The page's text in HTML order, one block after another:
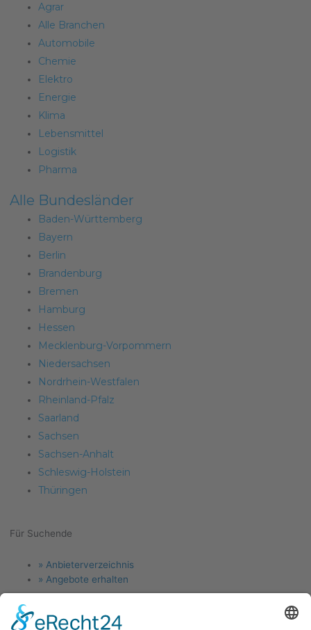
Agrar
Alle Branchen
Automobile
Chemie
Elektro
Energie
Klima
Lebensmittel
Logistik
Pharma
Alle Bundesländer
Baden-Württemberg
Bayern
Berlin
Brandenburg
Bremen
Hamburg
Hessen
Mecklenburg-Vorpommern
Niedersachsen
Nordrhein-Westfalen
Rheinland-Pfalz
Saarland
Sachsen
Sachsen-Anhalt
Schleswig-Holstein
Thüringen
Für Suchende
Menu
» Anbieterverzeichnis
» Angebote erhalten
Für Anlagenbauer